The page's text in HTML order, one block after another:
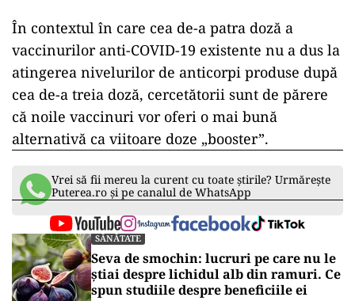
În contextul în care cea de-a patra doză a
vaccinurilor anti-COVID-19 existente nu a dus la
atingerea nivelurilor de anticorpi produse după
cea de-a treia doză, cercetătorii sunt de părere
că noile vaccinuri vor oferi o mai bună
alternativă ca viitoare doze „booster”.
Vrei să fii mereu la curent cu toate știrile? Urmărește
Puterea.ro și pe canalul de WhatsApp
SĂNĂTATE
Seva de smochin: lucruri pe care nu le
știai despre lichidul alb din ramuri. Ce
spun studiile despre beneficiile ei